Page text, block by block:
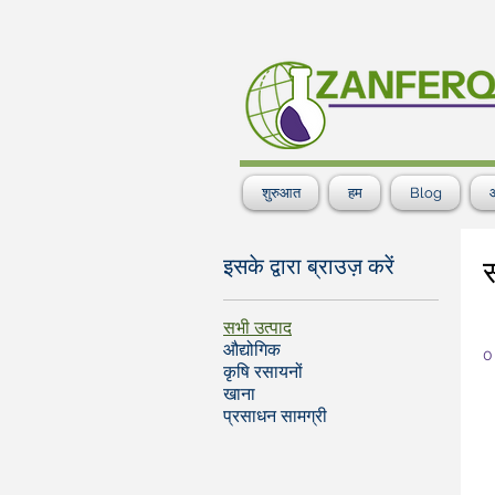
शुरुआत हम Blog
इसके द्वारा ब्राउज़ करें
सभी उत्पाद
औद्योगिक
कृषि रसायनों
खाना
प्रसाधन सामग्री
0